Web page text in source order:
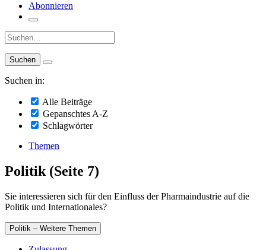
Abonnieren
Suche:
Suchen in:
Alle Beiträge
Gepanschtes A-Z
Schlagwörter
Themen
Politik (Seite 7)
Sie interessieren sich für den Einfluss der Pharmaindustrie auf die
Politik und Internationales?
Politik – Weitere Themen